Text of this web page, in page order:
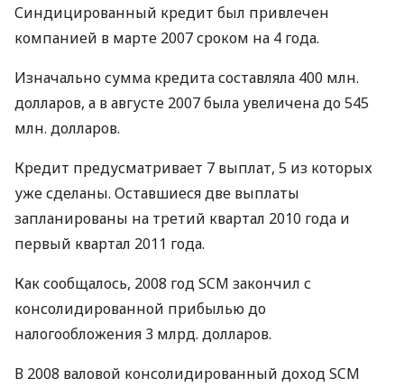
Синдицированный кредит был привлечен
компанией в марте 2007 сроком на 4 года.
Изначально сумма кредита составляла 400 млн.
долларов, а в августе 2007 была увеличена до 545
млн. долларов.
Кредит предусматривает 7 выплат, 5 из которых
уже сделаны. Оставшиеся две выплаты
запланированы на третий квартал 2010 года и
первый квартал 2011 года.
Как сообщалось, 2008 год SCM закончил с
консолидированной прибылью до
налогообложения 3 млрд. долларов.
В 2008 валовой консолидированный доход SCM